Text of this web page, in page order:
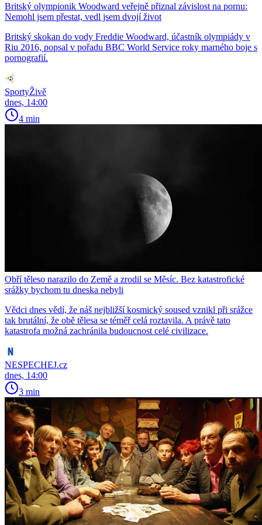
Britský olympionik Woodward veřejně přiznal závislost na pornu:
Nemohl jsem přestat, vedl jsem dvojí život
Britský skokan do vody Freddie Woodward, účastník olympiády v
Riu 2016, popsal v pořadu BBC World Service roky marného boje s
pornografií.
SportyŽivě
dnes, 14:00
4 min
Obří těleso narazilo do Země a zrodil se Měsíc. Bez katastrofické
srážky bychom tu dneska nebyli
Vědci dnes vědí, že náš nejbližší kosmický soused vznikl při srážce
tak brutální, že obě tělesa se téměř celá roztavila. A právě tato
katastrofa možná zachránila budoucnost celé civilizace.
NESPECHEJ.cz
dnes, 14:00
3 min